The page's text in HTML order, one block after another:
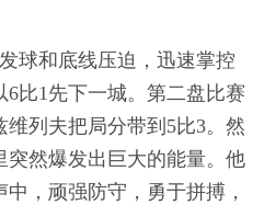
球和底线压迫，迅速掌控
6比1先下一城。第二盘比赛
列夫把局分带到5比3。然
突然爆发出巨大的能量。他
，顽强防守，勇于拼搏，